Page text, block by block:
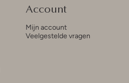
Account
Mijn account
Veelgestelde vragen